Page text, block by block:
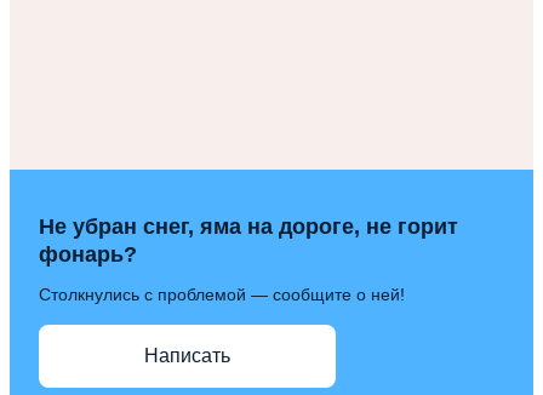
Не убран снег, яма на дороге, не горит
фонарь?
Столкнулись с проблемой — сообщите о ней!
Написать